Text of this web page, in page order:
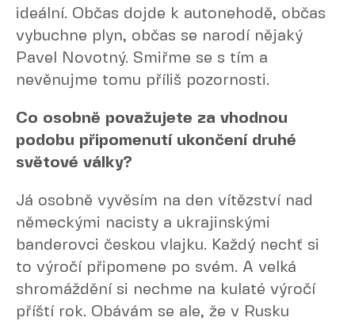
ideální. Občas dojde k autonehodě, občas
vybuchne plyn, občas se narodí nějaký
Pavel Novotný. Smiřme se s tím a
nevěnujme tomu příliš pozornosti.
Co osobně považujete za vhodnou
podobu připomenutí ukončení druhé
světové války?
Já osobně vyvěsím na den vítězství nad
německými nacisty a ukrajinskými
banderovci českou vlajku. Každý nechť si
to výročí připomene po svém. A velká
shromáždění si nechme na kulaté výročí
příští rok. Obávám se ale, že v Rusku